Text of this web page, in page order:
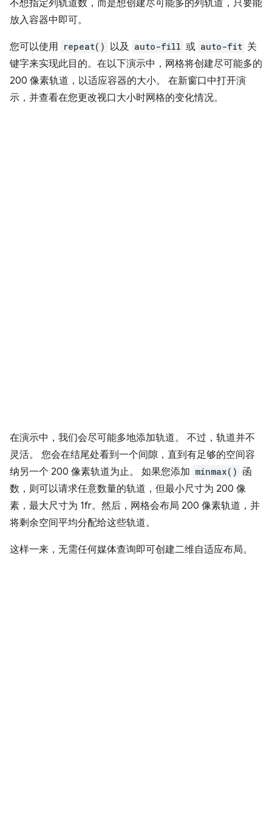
不想指定列轨道数，而是想创建尽可能多的列轨道，只要能
放入容器中即可。
您可以使用 repeat() 以及 auto-fill 或 auto-fit 关
键字来实现此目的。在以下演示中，网格将创建尽可能多的
200 像素轨道，以适应容器的大小。 在新窗口中打开演
示，并查看在您更改视口大小时网格的变化情况。
在演示中，我们会尽可能多地添加轨道。 不过，轨道并不
灵活。 您会在结尾处看到一个间隙，直到有足够的空间容
纳另一个 200 像素轨道为止。 如果您添加 minmax() 函
数，则可以请求任意数量的轨道，但最小尺寸为 200 像
素，最大尺寸为 1fr。然后，网格会布局 200 像素轨道，并
将剩余空间平均分配给这些轨道。
这样一来，无需任何媒体查询即可创建二维自适应布局。